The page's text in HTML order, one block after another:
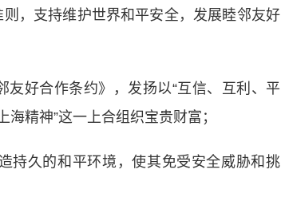
，支持维护世界和平安全，发展睦邻友好
好合作条约》，发扬以“互信、互利、平
精神”这一上合组织宝贵财富；
久的和平环境，使其免受安全威胁和挑